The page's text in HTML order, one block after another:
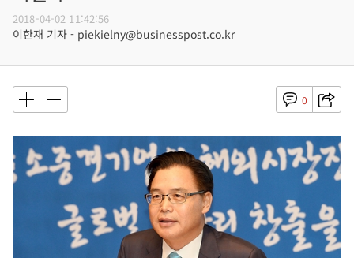
2018-04-02 11:42:56
이한재 기자 - piekielny@businesspost.co.kr
0